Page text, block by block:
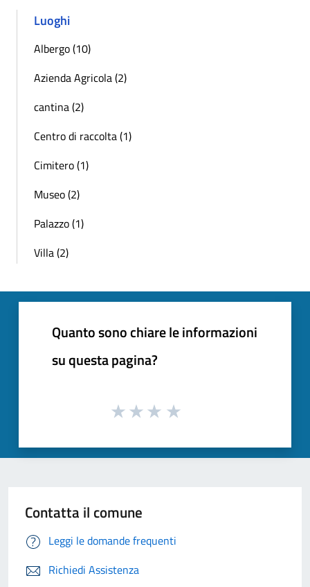
Luoghi
Albergo (10)
Azienda Agricola (2)
cantina (2)
Centro di raccolta (1)
Cimitero (1)
Museo (2)
Palazzo (1)
Villa (2)
Quanto sono chiare le informazioni
su questa pagina?
Contatta il comune
Leggi le domande frequenti
Richiedi Assistenza